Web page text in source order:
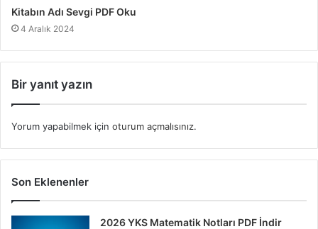
Kitabın Adı Sevgi PDF Oku
4 Aralık 2024
Bir yanıt yazın
Yorum yapabilmek için oturum açmalısınız.
Son Eklenenler
2026 YKS Matematik Notları PDF İndir